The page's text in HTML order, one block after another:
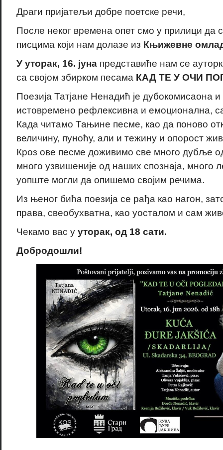
Драги пријатељи добре поетске речи,
После неког времена опет смо у прилици да
писцима који нам долазе из Књижевне
У уторак, 16. јуна представиће нам се
са својом збирком песама КАД ТЕ У ОЧИ
Поезија Татјане Ненадић је дубокомисаона
истовремено рефлексивна и емоционална,
Када читамо Тањине песме, као да поново
величину, пуноћу, али и тежину и опорост
Кроз ове песме доживимо све много дубље
много узвишеније од наших спознаја, много
уопште могли да опишемо својим речима.
Из њеног бића поезија се рађа као нагон,
права, свеобухватна, као уосталом и сам
Чекамо вас у уторак, од 18 сати.
Добродошли!